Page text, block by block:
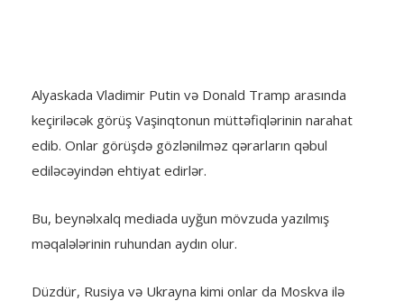
Alyaskada Vladimir Putin və Donald Tramp arasında
keçiriləcək görüş Vaşinqtonun müttəfiqlərinin narahat
edib. Onlar görüşdə gözlənilməz qərarların qəbul
ediləcəyindən ehtiyat edirlər.
Bu, beynəlxalq mediada uyğun mövzuda yazılmış
məqalələrinin ruhundan aydın olur.
Düzdür, Rusiya və Ukrayna kimi onlar da Moskva ilə